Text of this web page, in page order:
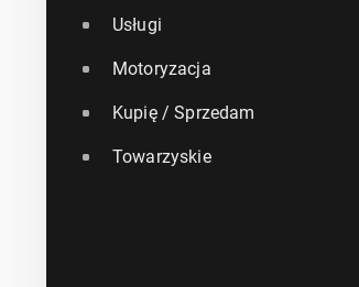
Usługi
Motoryzacja
Kupię / Sprzedam
Towarzyskie